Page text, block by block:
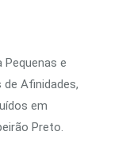
e
Afinidades,
em
Preto.